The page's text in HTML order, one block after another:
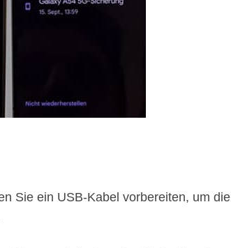
Sie ein USB-Kabel vorbereiten, um die